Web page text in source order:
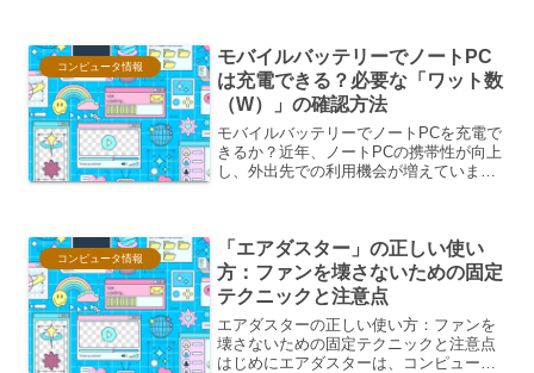
コンピュータ情報
モバイルバッテリーでノートPC
は充電できる？必要な「ワット数
（W）」の確認方法
モバイルバッテリーでノートPCを充電で
きるか？近年、ノートPCの携帯性が向上
し、外出先での利用機会が増えていま
リーですが、「モバイル...
コンピュータ情報
「エアダスター」の正しい使い
方：ファンを壊さないための固定
テクニックと注意点
エアダスターの正しい使い方：ファンを
壊さないための固定テクニックと注意点
はじめにエアダスターは、コンピュータ